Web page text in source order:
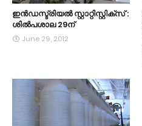
ഇന്‍ഡസ്ട്രിയല്‍ സ്റ്റാറ്റിസ്റ്റിക്‌സ് :
ശില്‍പശാല 29ന്
June 29, 2012